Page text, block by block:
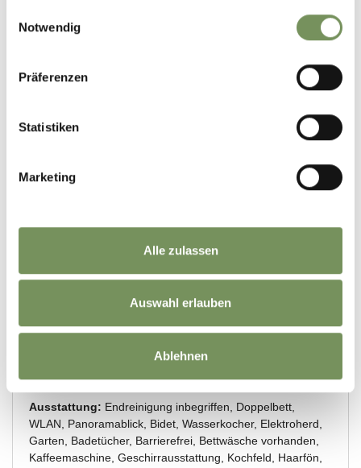
Notwendig
Präferenzen
Statistiken
Marketing
Alle zulassen
Auswahl erlauben
Ablehnen